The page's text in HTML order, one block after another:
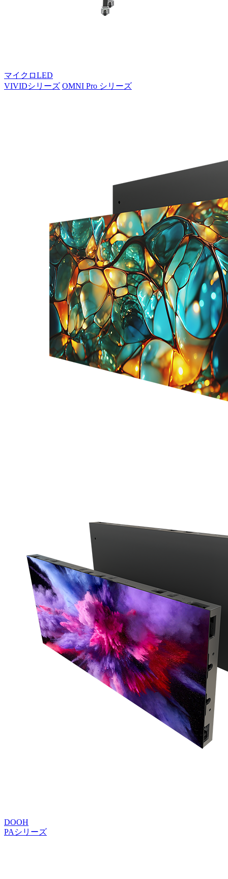
マイクロLED
VIVIDシリーズ OMNI Pro シリーズ
DOOH
PAシリーズ